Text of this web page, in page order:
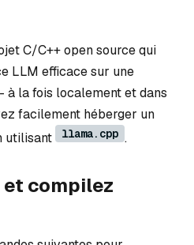
C/C++ open source qui
LLM efficace sur une
à la fois localement et dans
facilement héberger un
utilisant
llama.cpp .
et compilez